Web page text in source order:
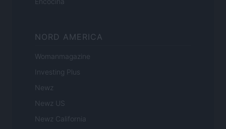
NORD AMERICA
Womanmagazine
Investing Plus
Newz
Newz US
Newz California